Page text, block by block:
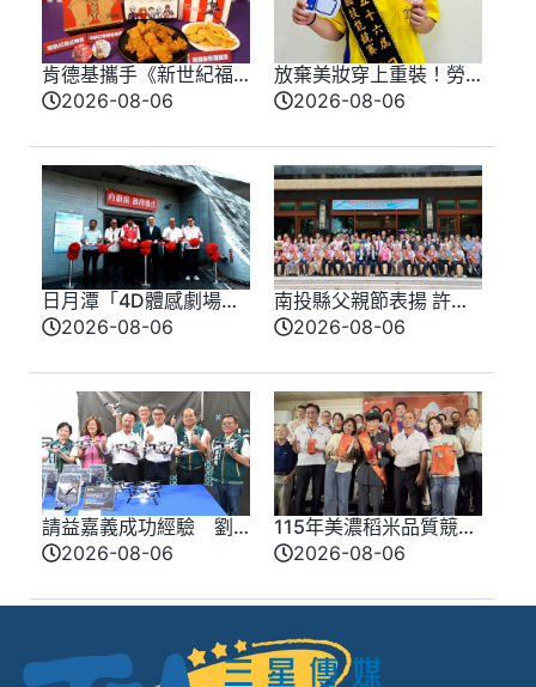
肯德基攜手《新世紀福
音戰士》8/11霸脆覺醒
牌！
2026-08-06
放棄美妝穿上重裝！勞
動部南分署16歲女銲將
2026-08-06
日月潭「4D體感劇場」
震撼登場 日管處打造五
新體驗
2026-08-06
南投縣父親節表揚 許淑
華肯定模範父親感謝付
2026-08-06
請益嘉義成功經驗 劉
建國端三大政見打造
2026-08-06
115年美濃稻米品質競賽
開跑 高雄147論壇揭開
2026-08-06